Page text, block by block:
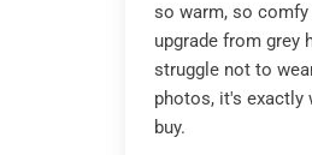
so warm, so
upgrade from grey
struggle not to
photos, it's exactly
buy.